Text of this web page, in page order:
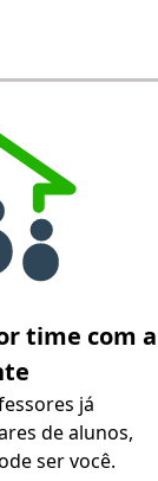
time com a
já
de alunos,
ser você.